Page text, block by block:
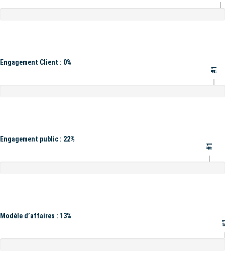
Engagement Client : 0%
#1
Engagement public : 22%
#1
Modèle d’affaires : 13%